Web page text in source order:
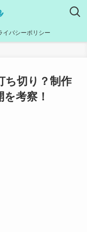
イバシーポリシー
ち切り？制作
考察！